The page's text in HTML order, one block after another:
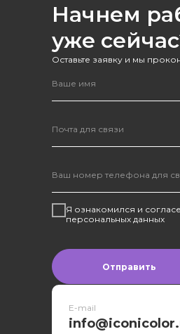
Начнем
уже
Оставьте заявку и мы
Я ознакомился и
персональных данных
Отправить
E-mail